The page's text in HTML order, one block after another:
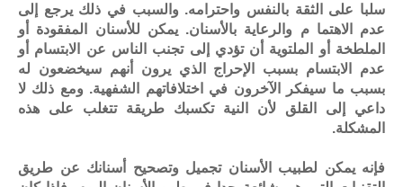
سلبا على الثقة بالنفس واحترامه. والسبب في ذلك يرجع إلى
عدم الاهتما م والرعاية بالأسنان. يمكن للأسنان المفقودة أو
الملطخة أو الملتوية أن تؤدي إلى تجنب الناس عن الابتسام أو
عدم الابتسام بسبب الإحراج الذي يرون أنهم سيخضعون له
بسبب ما سيفكر الآخرون في اختلافاتهم الشفهية. ومع ذلك لا
داعي إلى القلق لأن النية تكسبك طريقة تتغلب على هذه
المشكلة.
فإنه يمكن لطبيب الأسنان تجميل وتصحيح أسنانك عن طريق